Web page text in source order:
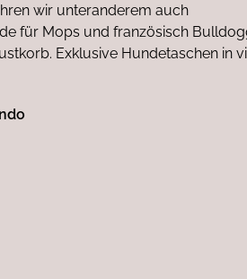
wir unteranderem auch
für Mops und französisch
Exklusive Hundetaschen in